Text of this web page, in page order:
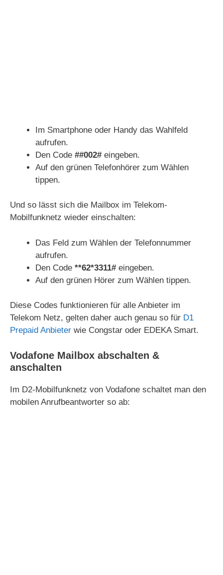
Im Smartphone oder Handy das Wahlfeld
aufrufen.
Den Code ##002#eingeben.
Auf den grünen Telefonhörer zum Wählen
tippen.
Und so lässt sich die Mailbox im Telekom-
Mobilfunknetz wieder einschalten:
Das Feld zum Wählen der Telefonnummer
aufrufen.
Den Code **62*3311#eingeben.
Auf den grünen Hörer zum Wählen tippen.
Diese Codes funktionieren für alle Anbieter im
Telekom Netz, gelten daher auch genau so für D1
Prepaid Anbieter wie Congstar oder EDEKA Smart.
Vodafone Mailbox abschalten &
anschalten
Im D2-Mobilfunknetz von Vodafone schaltet man den
mobilen Anrufbeantworter so ab: